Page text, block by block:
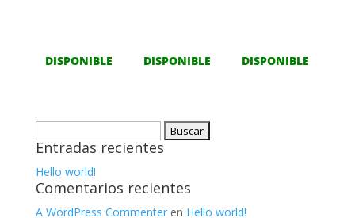
DISPONIBLE DISPONIBLE DISPONIBLE
Entradas recientes
Hello world!
Comentarios recientes
A WordPress Commenteren Hello world!